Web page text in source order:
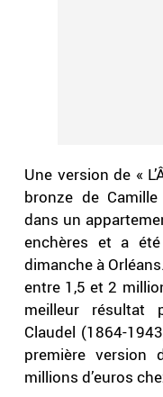
Une version de «
bronze de
dans un
enchères et a été
dimanche à
entre 1,5 et 2
meilleur résultat
Claudel (1864-
première version
millions d’euros